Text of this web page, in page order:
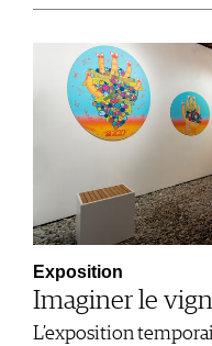
Exposition
Imaginer le
L’exposition